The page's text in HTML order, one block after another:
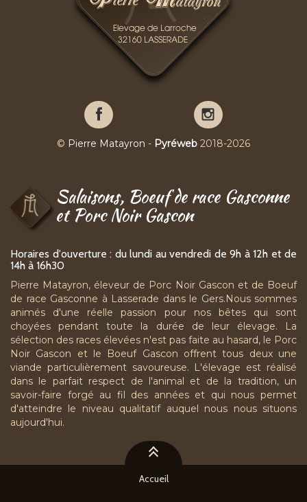
Pierre
sur
Pierre
sur
© Pierre Matayron - Pyréweb2018-2026
Salaisons, Boeuf de race Gasconne
et Porc Noir Gascon
Horaires d'ouverture : du lundi au vendredi de 9h à 12h et de
14h à 16h30
Pierre Matayron, éleveur de Porc Noir Gascon et de Boeuf
de race Gasconne à Lasserade dans le Gers.Nous sommes
animés d'une réelle passion pour nos bêtes qui sont
choyées pendant toute la durée de leur élevage. La
sélection des races élevées n'est pas faite au hasard, le Porc
Noir Gascon et le Boeuf Gascon offrent tous deux une
viande particulièrement savoureuse. L'élevage est réalisé
dans le parfait respect de l'animal et de la tradition, un
savoir-faire forgé au fil des années et qui nous permet
d'atteindre le niveau qualitatif auquel nous nous situons
aujourd'hui.
Accueil